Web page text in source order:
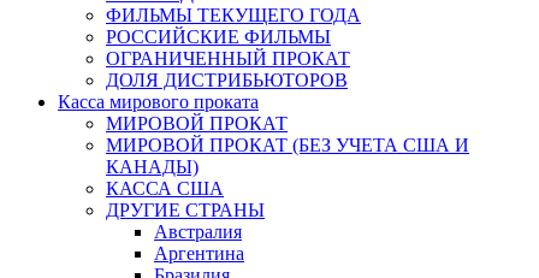
ФИЛЬМЫ ТЕКУЩЕГО ГОДА
РОССИЙСКИЕ ФИЛЬМЫ
ОГРАНИЧЕННЫЙ ПРОКАТ
ДОЛЯ ДИСТРИБЬЮТОРОВ
Касса мирового проката
МИРОВОЙ ПРОКАТ
МИРОВОЙ ПРОКАТ (БЕЗ УЧЕТА США И
КАНАДЫ)
КАССА США
ДРУГИЕ СТРАНЫ
Австралия
Аргентина